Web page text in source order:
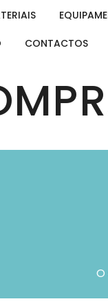
CONTACTOS